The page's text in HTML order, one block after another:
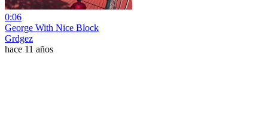
0:06
George With Nice Block
Grdgez
hace 11 años